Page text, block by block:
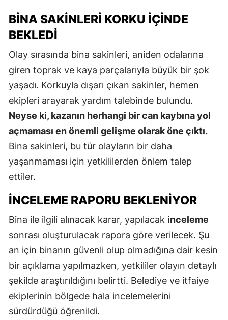
BINA SAKINLERI KORKU İÇINDE
BEKLEDI
Olay sırasında bina sakinleri, aniden odalarına
giren toprak ve kaya parçalarıyla büyük bir şok
yaşadı. Korkuyla dışarı çıkan sakinler, hemen
ekipleri arayarak yardım talebinde bulundu.
Neyse ki, kazanın herhangi bir can kaybına yol
açmaması en önemli gelişme olarak öne çıktı.
Bina sakinleri, bu tür olayların bir daha
yaşanmaması için yetkililerden önlem talep
ettiler.
İNCELEME RAPORU BEKLENIYOR
Bina ile ilgili alınacak karar, yapılacak inceleme
sonrası oluşturulacak rapora göre verilecek. Şu
an için binanın güvenli olup olmadığına dair kesin
bir açıklama yapılmazken, yetkililer olayın detaylı
şekilde araştırıldığını belirtti. Belediye ve itfaiye
ekiplerinin bölgede hala incelemelerini
sürdürdüğü öğrenildi.